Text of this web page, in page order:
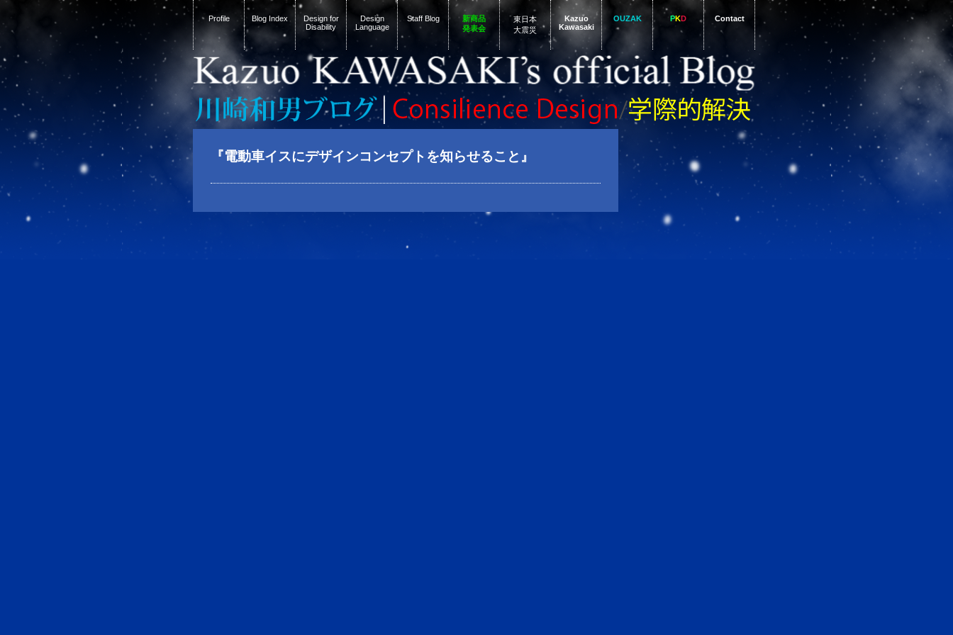
Profile Blog Index
Design for
Disability
Design
Language
Staff Blog
新商品
発表会
東日本
大震災
Kazuo
Kawasaki
OUZAK PKD Contact
『電動車イスにデザインコンセプトを知らせること』